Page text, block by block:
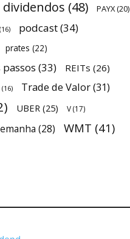
(48) PAYX(20)
(16) podcast(34)
prates (22)
(33) REITs (26)
(16) Trade de Valor(31)
UBER (25) V(17)
(28) WMT (41)